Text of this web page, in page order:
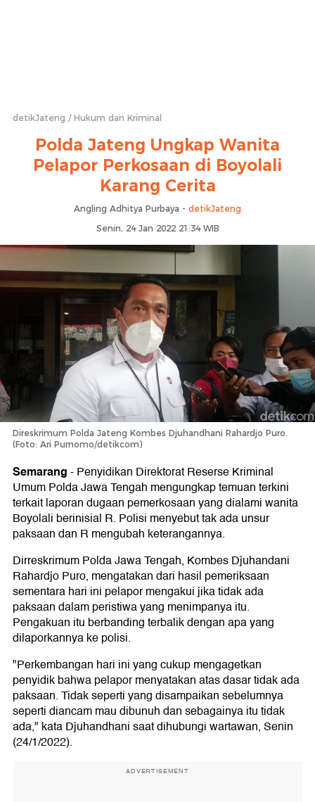
detikJateng Hukum dan Kriminal
Polda Jateng Ungkap Wanita
Pelapor Perkosaan di Boyolali
Karang Cerita
Angling Adhitya Purbaya - detikJateng
Senin, 24 Jan 2022 21:34 WIB
Direskrimum Polda Jateng Kombes Djuhandhani Rahardjo Puro.
(Foto: Ari Purnomo/detikcom)
Semarang-Penyidikan Direktorat Reserse Kriminal
Umum Polda Jawa Tengah mengungkap temuan terkini
terkait laporan dugaan pemerkosaan yang dialami wanita
Boyolali berinisial R. Polisi menyebut tak ada unsur
paksaan dan R mengubah keterangannya.
Dirreskrimum Polda Jawa Tengah, Kombes Djuhandani
Rahardjo Puro, mengatakan dari hasil pemeriksaan
sementara hari ini pelapor mengakui jika tidak ada
paksaan dalam peristiwa yang menimpanya itu.
Pengakuan itu berbanding terbalik dengan apa yang
dilaporkannya ke polisi.
"Perkembangan hari ini yang cukup mengagetkan
penyidik bahwa pelapor menyatakan atas dasar tidak ada
paksaan. Tidak seperti yang disampaikan sebelumnya
seperti diancam mau dibunuh dan sebagainya itu tidak
ada," kata Djuhandhani saat dihubungi wartawan, Senin
(24/1/2022).
ADVERTISEMENT